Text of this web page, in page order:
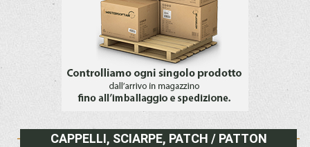
CAPPELLI, SCIARPE, PATCH / PATTON